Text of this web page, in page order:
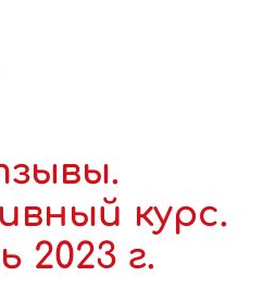
курс.
2023 г.